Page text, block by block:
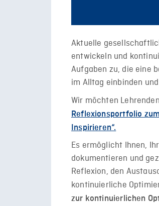
Aktuelle
entwickeln und
Aufgaben zu, die eine
im Alltag einbinden
Wir möchten
Reflexionsportfolio
Inspirieren“.
Es ermöglicht Ihnen,
dokumentieren und
Reflexion, den
kontinuierliche
zur kontinuierlichen